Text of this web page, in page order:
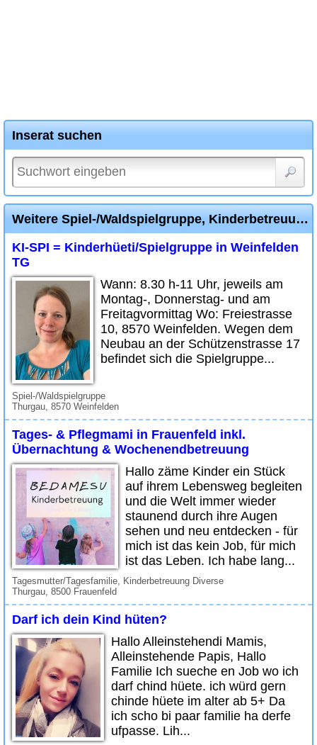
Inserat suchen
Weitere Spiel-/Waldspielgruppe, Kinderbetreuung Diverse Inserate
KI-SPI = Kinderhüeti/Spielgruppe in Weinfelden
TG
Wann: 8.30 h-11 Uhr, jeweils am
Montag-, Donnerstag- und am
Freitagvormittag Wo: Freiestrasse
10, 8570 Weinfelden. Wegen dem
Neubau an der Schützenstrasse 17
befindet sich die Spielgruppe...
Spiel-/Waldspielgruppe
Thurgau, 8570 Weinfelden
Tages- & Pflegmami in Frauenfeld inkl.
Übernachtung & Wochenendbetreuung
Hallo zäme Kinder ein Stück
auf ihrem Lebensweg begleiten
und die Welt immer wieder
staunend durch ihre Augen
sehen und neu entdecken - für
mich ist das kein Job, für mich
ist das Leben. Ich habe lang...
Tagesmutter/Tagesfamilie, Kinderbetreuung Diverse
Thurgau, 8500 Frauenfeld
Darf ich dein Kind hüten?
Hallo Alleinstehendi Mamis,
Alleinstehende Papis, Hallo
Familie Ich sueche en Job wo ich
darf chind hüete. ich würd gern
chinde hüete im alter ab 5+ Da
ich scho bi paar familie ha derfe
ufpasse. Lih...